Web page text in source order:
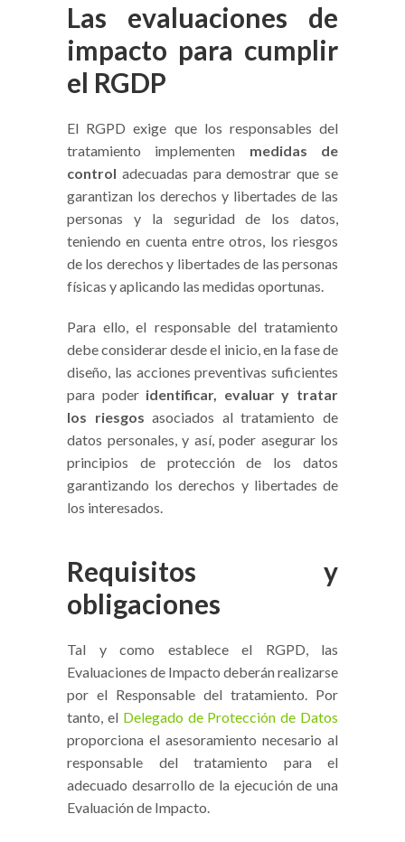
Las evaluaciones de
impacto para cumplir
el RGDP
El RGPD exige que los responsables del
tratamiento implementen medidas de
control adecuadas para demostrar que se
garantizan los derechos y libertades de las
personas y la seguridad de los datos,
teniendo en cuenta entre otros, los riesgos
de los derechos y libertades de las personas
físicas y aplicando las medidas oportunas.
Para ello, el responsable del tratamiento
debe considerar desde el inicio, en la fase de
diseño, las acciones preventivas suficientes
para poder identificar, evaluar y tratar
los riesgosasociados al tratamiento de
datos personales, y así, poder asegurar los
principios de protección de los datos
garantizando los derechos y libertades de
los interesados.
Requisitos y
obligaciones
Tal y como establece el RGPD, las
Evaluaciones de Impacto deberán realizarse
por el Responsable del tratamiento. Por
tanto, el Delegado de Protección de Datos
proporciona el asesoramiento necesario al
responsable del tratamiento para el
adecuado desarrollo de la ejecución de una
Evaluación de Impacto.